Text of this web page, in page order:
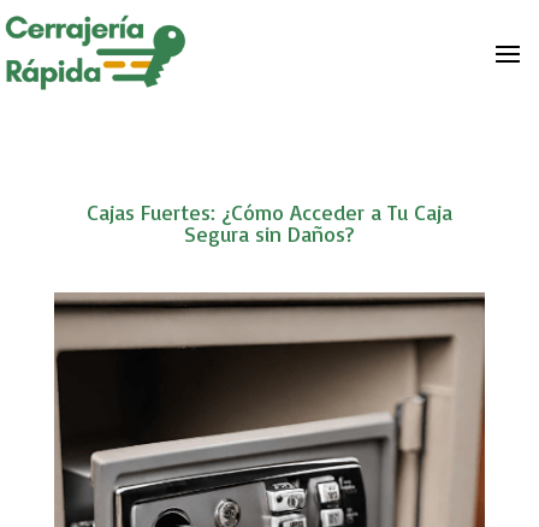
Cajas Fuertes: ¿Cómo Acceder a Tu Caja
Segura sin Daños?